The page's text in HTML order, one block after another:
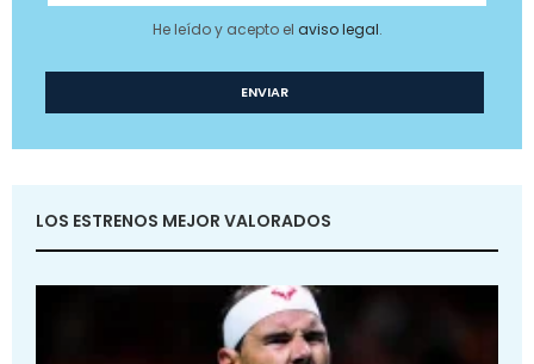
He leído y acepto el aviso legal.
LOS ESTRENOS MEJOR VALORADOS